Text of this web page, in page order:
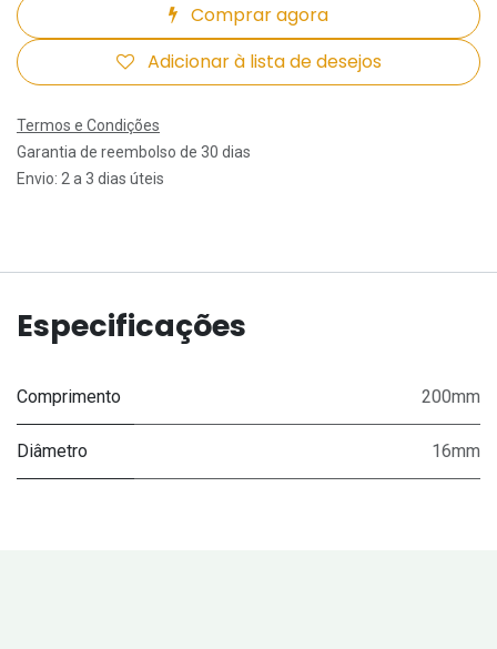
Comprar agora
Adicionar à lista de desejos
Termos e Condições
Garantia de reembolso de 30 dias
Envio: 2 a 3 dias úteis
Especificações
Comprimento 200mm
Diâmetro 16mm